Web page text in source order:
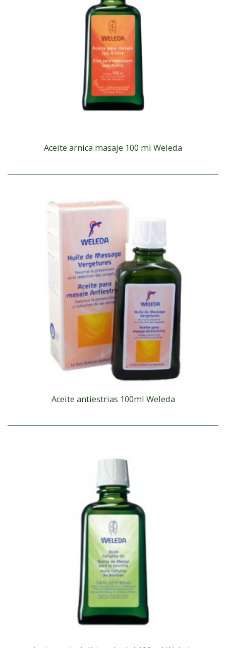
Aceite arnica masaje 100 ml Weleda
Aceite antiestrias 100ml Weleda